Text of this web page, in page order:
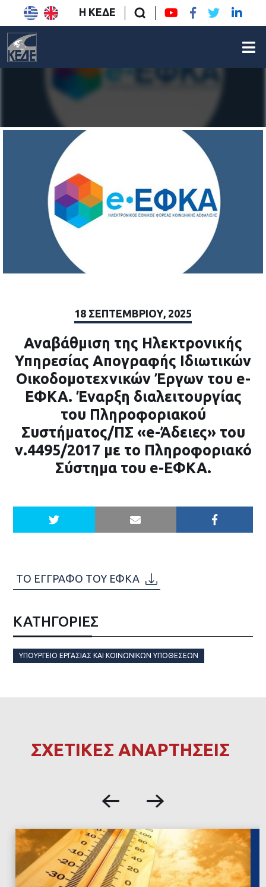
Η ΚΕΔΕ
18 ΣΕΠΤΕΜΒΡΊΟΥ, 2025
Αναβάθμιση της Ηλεκτρονικής
Υπηρεσίας Απογραφής Ιδιωτικών
Οικοδομοτεχνικών Έργων του e-
ΕΦΚΑ. Έναρξη διαλειτουργίας
του Πληροφοριακού
Συστήματος/ΠΣ «e-Άδειες» του
ν.4495/2017 με το Πληροφοριακό
Σύστημα του e-ΕΦΚΑ.
ΤΟ ΕΓΓΡΑΦΟ ΤΟΥ ΕΦΚΑ
ΚΑΤΗΓΟΡΙΕΣ
ΥΠΟΥΡΓΕΊΟ ΕΡΓΑΣΊΑΣ ΚΑΙ ΚΟΙΝΩΝΙΚΏΝ ΥΠΟΘΈΣΕΩΝ
ΣΧΕΤΙΚΕΣ ΑΝΑΡΤΗΣΕΙΣ